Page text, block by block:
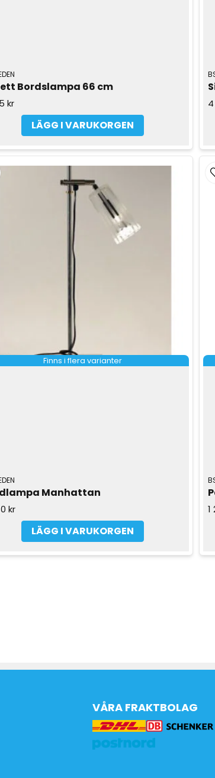
Bordslampa 66 cm
kr
LÄGG I VARUKORGEN
Finns i flera varianter
Manhattan
kr
LÄGG I VARUKORGEN
1
VÅRA FRAKTBOLAG